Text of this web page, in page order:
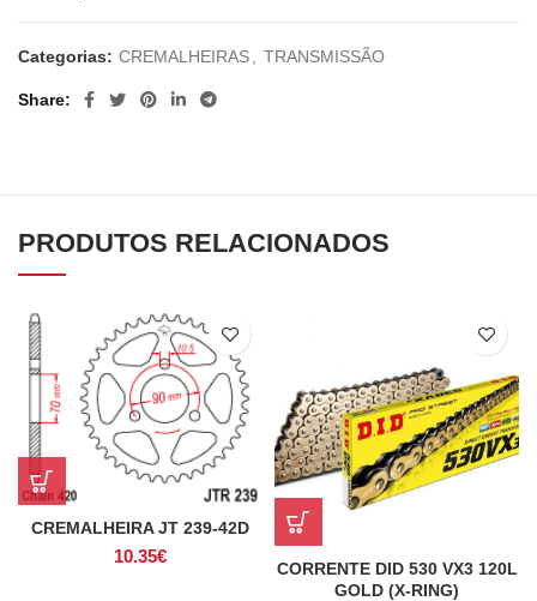
Categorias: CREMALHEIRAS TRANSMISSÃO
Share
PRODUTOS RELACIONADOS
CREMALHEIRA JT 239-42D
10.35€
CORRENTE DID 530 VX3 120L
GOLD (X-RING)